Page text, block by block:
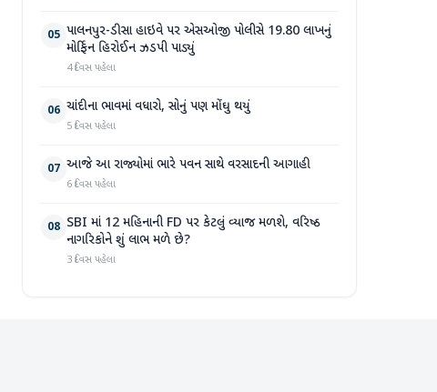
05 પાલનપુર-ડીસા હાઇવે પર એસઓજી પોલીસે 19.80 લાખનું
મોર્ફિન હિરોઈન ઝડપી પાડ્યું
4 દિવસ પહેલા
06 ચાંદીના ભાવમાં વધારો, સોનું પણ મોંઘુ થયું
5 દિવસ પહેલા
07 આજે આ રાજ્યોમાં ભારે પવન સાથે વરસાદની આગાહી
6 દિવસ પહેલા
08 SBI માં 12 મહિનાની FD પર કેટલું વ્યાજ મળશે, વરિષ્ઠ
નાગરિકોને શું લાભ મળે છે?
3 દિવસ પહેલા